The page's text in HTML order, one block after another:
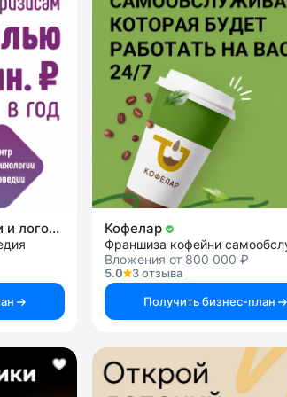
Центр нейропсихологии и логопедии «Здоровый ребенок» Кофелар
Вложения от 800 000 ₽
5.0
3 отзыва
Получить бизнес-план